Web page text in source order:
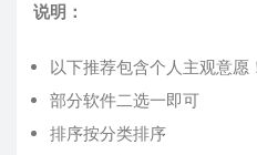
说明：
以下推荐包含个人主观意愿
部分软件二选一即可
排序按分类排序